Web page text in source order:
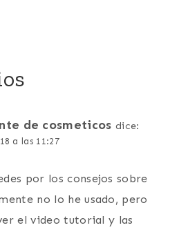
de cosmeticos dice:
a las 11:27
por los consejos sobre
no lo he usado, pero
el video tutorial y las